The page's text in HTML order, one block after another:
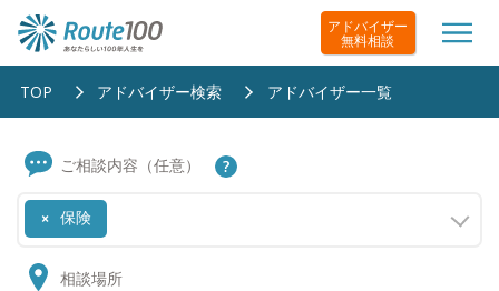
アドバイザー
無料相談
TOP アドバイザー検索 アドバイザー一覧
ご相談内容（任意）
× 保険
相談場所